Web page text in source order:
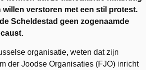
verstoren met een stil protest.
Scheldestad geen zogenaamde
organisatie, weten dat zijn
der Joodse Organisaties (FJO) inricht